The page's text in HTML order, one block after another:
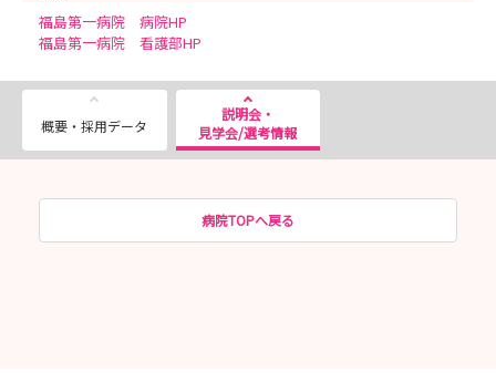
福島第一病院 病院HP
福島第一病院 看護部HP
概要・採用データ
説明会・
見学会/選考情報
病院TOPへ戻る